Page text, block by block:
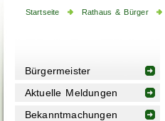
Startseite Rathaus & Bürger
Bürgermeister
Aktuelle Meldungen
Bekanntmachungen